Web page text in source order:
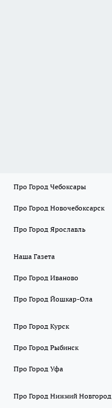
Про Город Чебоксары
Про Город Новочебоксарск
Про Город Ярославль
Наша Газета
Про Город Иваново
Про Город Йошкар-Ола
Про Город Курск
Про Город Рыбинск
Про Город Уфа
Про Город Нижний Новгород